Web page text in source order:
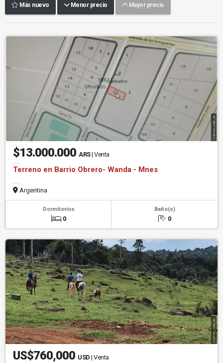
Más nuevo Menor precio Mayor precio
$13.000.000 ARS| Venta
Terreno en Barrio Obrero- Wanda - Mnes
Argentina
Dormitorios
0
Baño(s)
0
US$760,000 USD | Venta